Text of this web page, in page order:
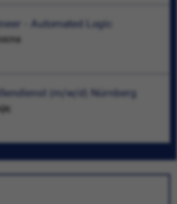
- Automated Logic
(m/w/d) Nürnberg